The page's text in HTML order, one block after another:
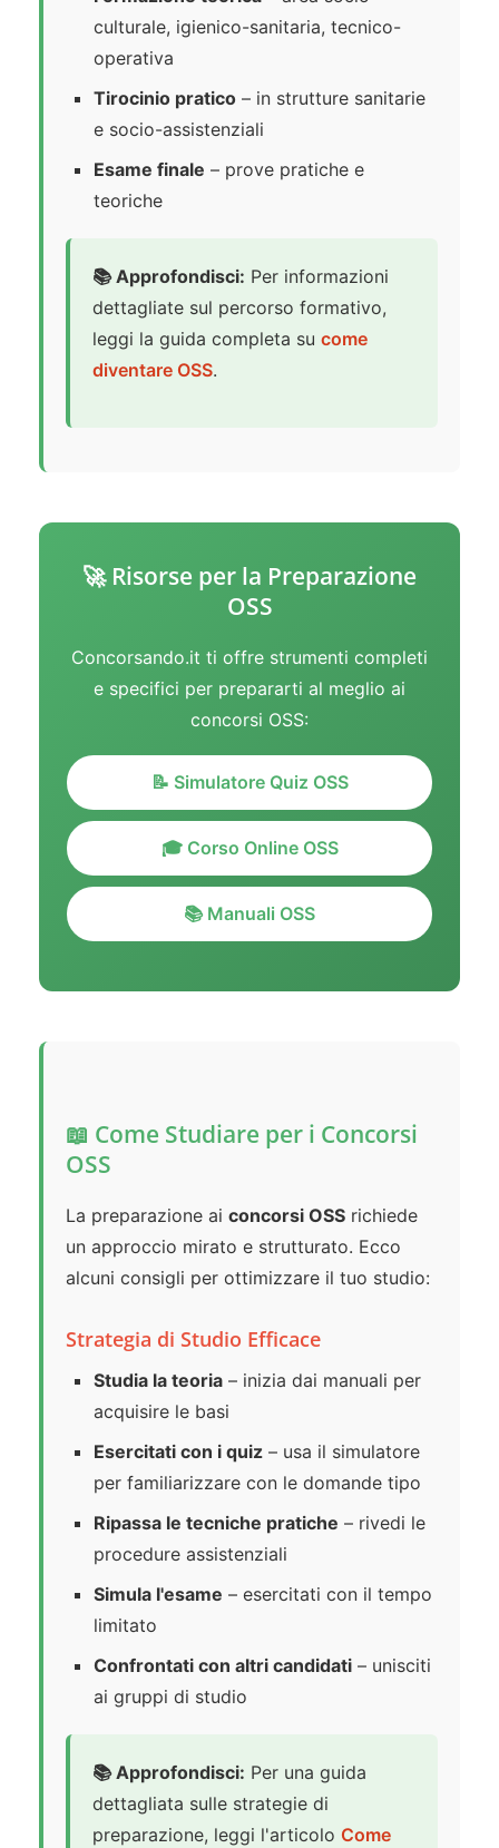
culturale, igienico-sanitaria, tecnico-
operativa
Tirocinio pratico – in strutture sanitarie
e socio-assistenziali
Esame finale – prove pratiche e
teoriche
📚 Approfondisci: Per informazioni
dettagliate sul percorso formativo,
leggi la guida completa su come
diventare OSS.
🚀 Risorse per la Preparazione
OSS
Concorsando.it ti offre strumenti completi
e specifici per prepararti al meglio ai
concorsi OSS:
📝 Simulatore Quiz OSS
🎓 Corso Online OSS
📚 Manuali OSS
📖 Come Studiare per i Concorsi
OSS
La preparazione ai concorsi OSS richiede
un approccio mirato e strutturato. Ecco
alcuni consigli per ottimizzare il tuo studio:
Strategia di Studio Efficace
Studia la teoria – inizia dai manuali per
acquisire le basi
Esercitati con i quiz – usa il simulatore
per familiarizzare con le domande tipo
Ripassa le tecniche pratiche – rivedi le
procedure assistenziali
Simula l'esame – esercitati con il tempo
limitato
Confrontati con altri candidati – unisciti
ai gruppi di studio
📚 Approfondisci: Per una guida
dettagliata sulle strategie di
preparazione, leggi l'articolo Come